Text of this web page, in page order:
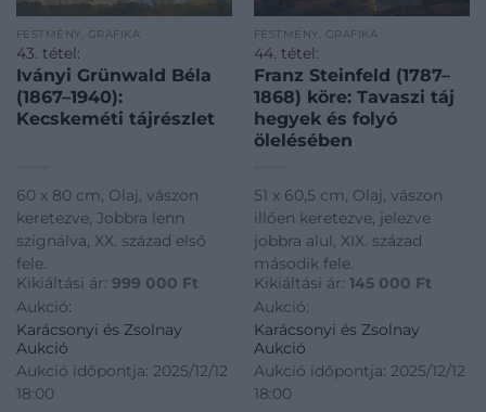
FESTMÉNY, GRAFIKA
43. tétel:
Iványi Grünwald Béla
(1867–1940):
Kecskeméti tájrészlet
60 x 80 cm, Olaj, vászon
keretezve, Jobbra lenn
szignálva, XX. század első
fele.
Kikiáltási ár: 999 000 Ft
Aukció:
Karácsonyi és Zsolnay
Aukció
Aukció időpontja: 2025/12/12
18:00
FESTMÉNY, GRAFIKA
44. tétel:
Franz Steinfeld (1787–
1868) köre: Tavaszi táj
hegyek és folyó
ölelésében
51 x 60,5 cm, Olaj, vászon
illően keretezve, jelezve
jobbra alul, XIX. század
második fele.
Kikiáltási ár: 145 000 Ft
Aukció:
Karácsonyi és Zsolnay
Aukció
Aukció időpontja: 2025/12/12
18:00